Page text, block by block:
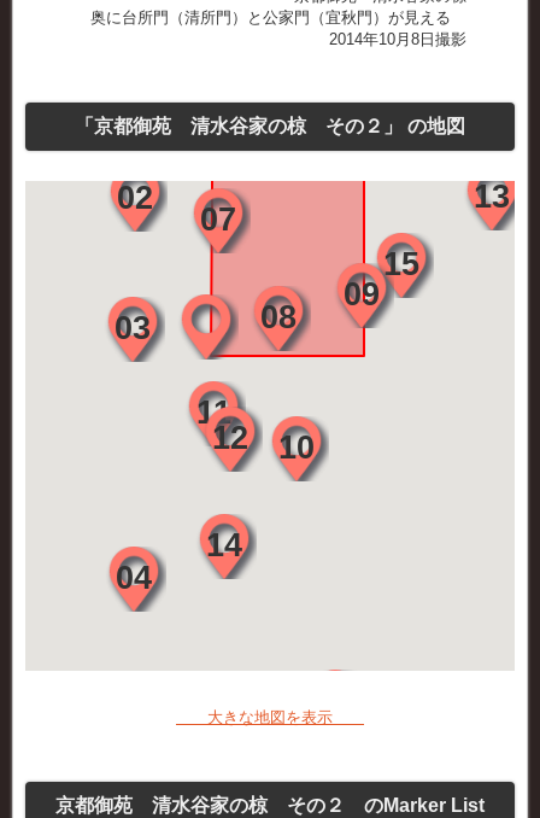
奥に台所門（清所門）と公家門（宜秋門）が見える
2014年10月8日撮影
「京都御苑 清水谷家の椋 その２」 の地図
大きな地図を表示
京都御苑 清水谷家の椋 その２ のMarker List